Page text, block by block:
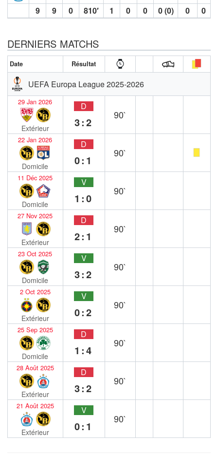
9
9 0 810′ 1 0 0 0 (0) 0 0
DERNIERS MATCHS
Date Résultat
UEFA Europa League 2025-2026
29 Jan 2026
Extérieur
D
3:2
90`
22 Jan 2026
Domicile
D
0:1
90`
11 Déc 2025
Domicile
V
1:0
90`
27 Nov 2025
Extérieur
D
2:1
90`
23 Oct 2025
Domicile
V
3:2
90`
2 Oct 2025
Extérieur
V
0:2
90`
25 Sep 2025
Domicile
D
1:4
90`
28 Août 2025
Extérieur
D
3:2
90`
21 Août 2025
Extérieur
V
0:1
90`